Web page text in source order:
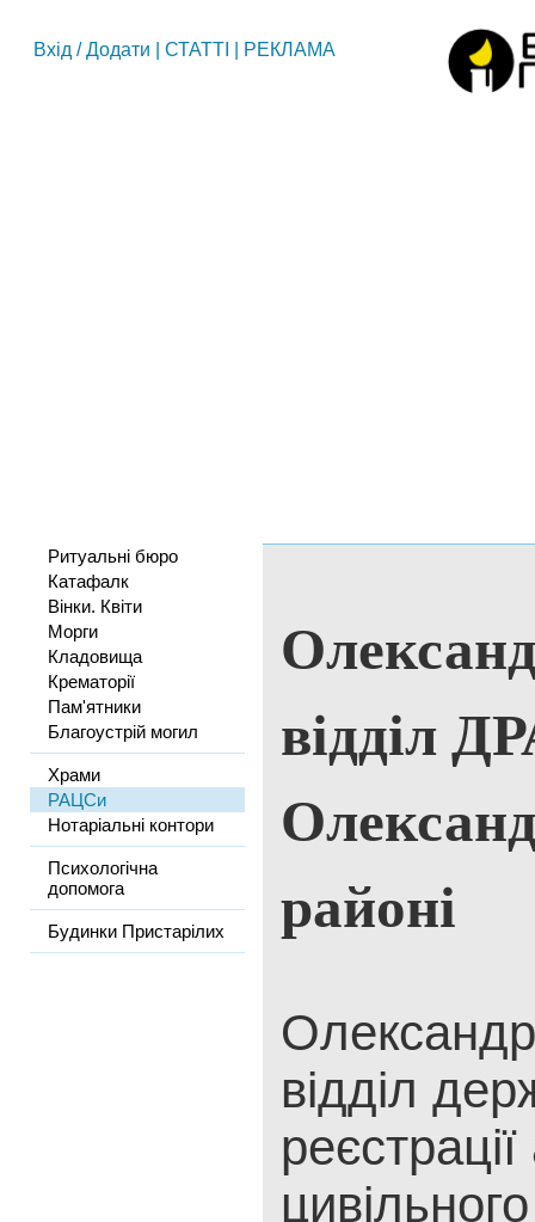
Вхід /Додати СТАТТІ РЕКЛАМА
Ритуальні бюро
Катафалк
Вінки. Квіти
Морги
Кладовища
Крематорії
Пам'ятники
Благоустрій могил
Храми
РАЦСи
Нотаріальні контори
Психологічна
допомога
Будинки Пристарілих
відділ
районі
відділ
реєстрації